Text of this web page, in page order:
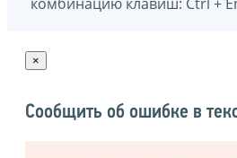
×
Сообщить об ошибке в